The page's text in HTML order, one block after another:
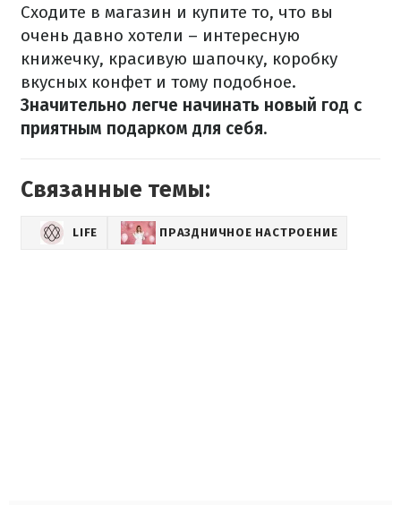
Сходите в магазин и купите то, что вы
очень давно хотели – интересную
книжечку, красивую шапочку, коробку
вкусных конфет и тому подобное.
Значительно легче начинать новый год с
приятным подарком для себя.
Связанные темы:
LIFE ПРАЗДНИЧНОЕ НАСТРОЕНИЕ